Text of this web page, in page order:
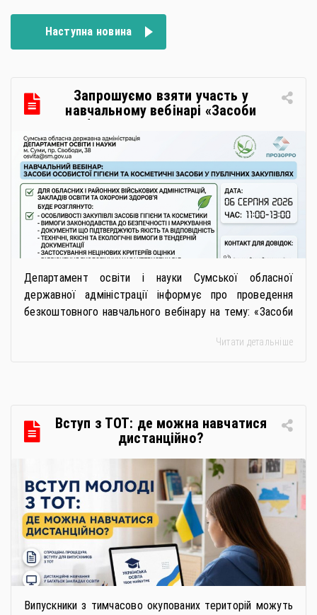
Наступна новина
Запрошуємо взяти участь у
навчальному вебінарі «Засоби
особистої гігієни та косметичні
засоби у публічних закупівлях: як
сформувати вимоги та обрати
безпечну і якісну продукцію»
Департамент освіти і науки Сумської обласної
державної адміністрації інформує про проведення
безкоштовного навчального вебінару на тему: «Засоби
закупівлях: як сформувати вимоги та обрати безпечну і
Читати детальніше
Вступ з ТОТ: де можна навчатися
дистанційно?
Випускники з тимчасово окупованих територій можуть